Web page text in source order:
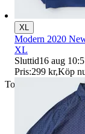
Toppsäljare
XL
Modern 2020
XL
Sluttid16 aug
Pris:299 kr,Köp